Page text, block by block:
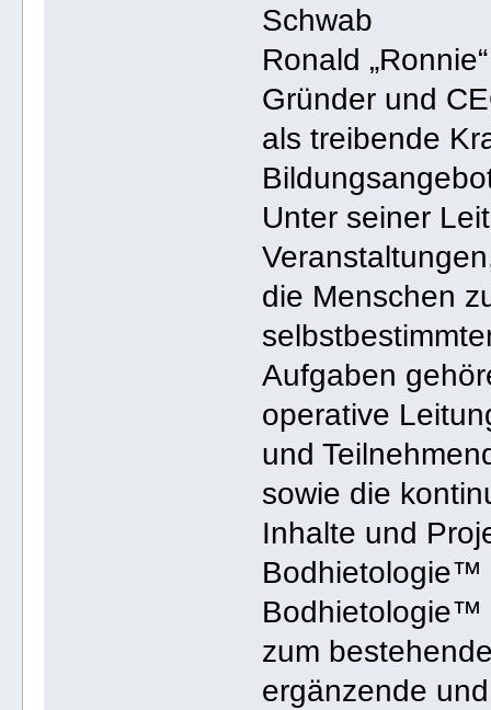
Schwab
Ronald
Gründer und
als treibende
Unter seiner
die Menschen
Aufgaben
operative
und
sowie die
Inhalte und
Bodhietologie™
Bodhietologie™
zum
ergänzende